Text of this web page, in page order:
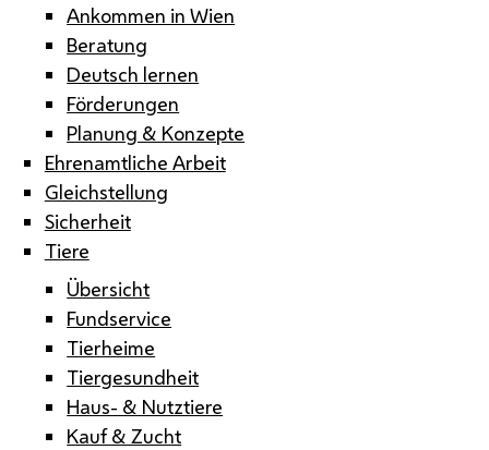
Ankommen in Wien
Beratung
Deutsch lernen
Förderungen
Planung & Konzepte
Ehrenamtliche Arbeit
Gleichstellung
Sicherheit
Tiere
Übersicht
Fundservice
Tierheime
Tiergesundheit
Haus- & Nutztiere
Kauf & Zucht